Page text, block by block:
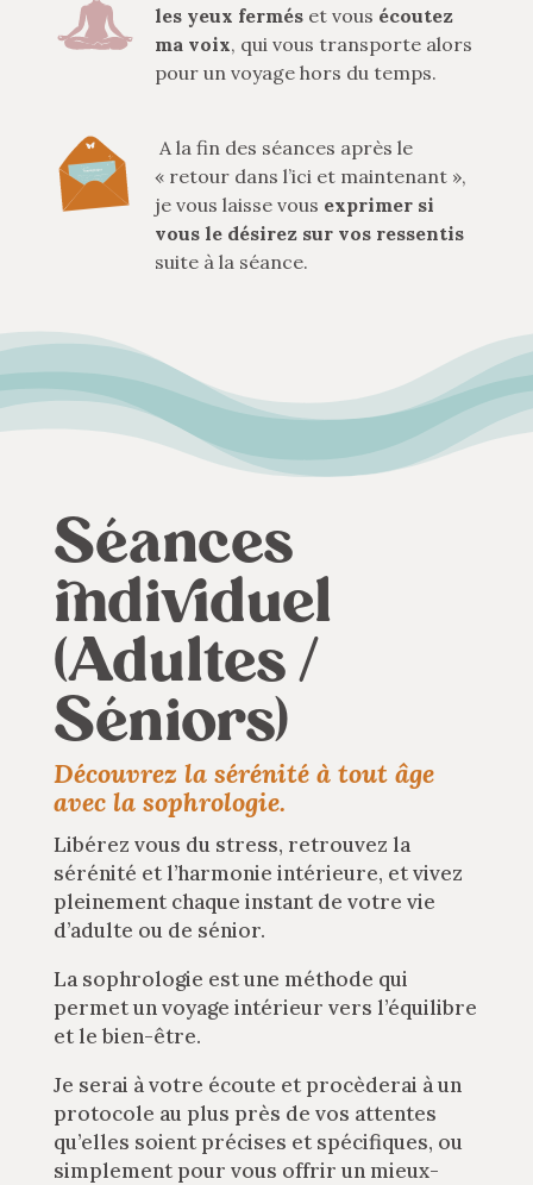
les yeux ferméset vous écoutez
ma voix, qui vous transporte alors
pour un voyage hors du temps.
A la fin des séances après le
« retour dans l’ici et maintenant »,
je vous laisse vous exprimer si
vous le désirez sur vos ressentis
suite à la séance.
Séances
individuel
(Adultes /
Séniors)
Découvrez la sérénité à tout âge
avec la sophrologie.
Libérez vous du stress, retrouvez la
sérénité et l’harmonie intérieure, et vivez
pleinement chaque instant de votre vie
d’adulte ou de sénior.
La sophrologie est une méthode qui
permet un voyage intérieur vers l’équilibre
et le bien-être.
Je serai à votre écoute et procèderai à un
protocole au plus près de vos attentes
qu’elles soient précises et spécifiques, ou
simplement pour vous offrir un mieux-